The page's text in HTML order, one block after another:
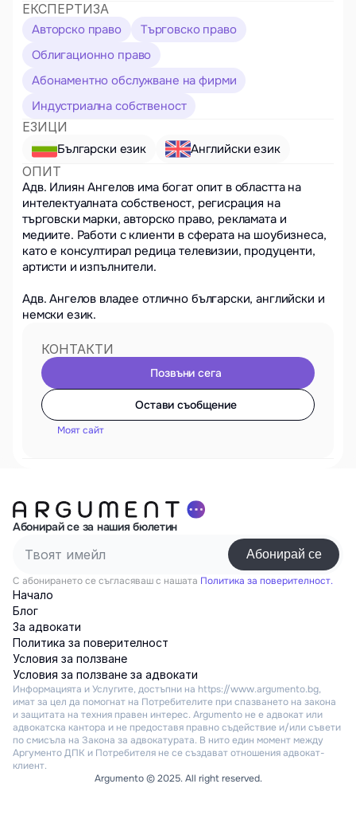
ЕКСПЕРТИЗА
Авторско право
Търговско право
Облигационно право
Абонаментно обслужване на фирми
Индустриална собственост
ЕЗИЦИ
Български език
Английски език
ОПИТ
Адв. Илиян Ангелов има богат опит в областта на
интелектуалната собственост, регисрация на
търговски марки, авторско право, рекламата и
медиите. Работи с клиенти в сферата на шоубизнеса,
като е консултирал редица телевизии, продуценти,
артисти и изпълнители.
Адв. Ангелов владее отлично български, английски и
немски език.
КОНТАКТИ
Позвъни сега
Остави съобщение
Моят сайт
Абонирай се за нашия бюлетин
С абонирането се съгласяваш с нашата Политика за поверителност.
Начало
Блог
За адвокати
Политика за поверителност
Условия за ползване
Условия за ползване за адвокати
Информацията и Услугите, достъпни на https://www.argumento.bg,
имат за цел да помогнат на Потребителите при спазването на закона
и защитата на техния правен интерес. Argumento не е адвокат или
адвокатска кантора и не предоставя правно съдействие и/или съвети
по смисъла на Закона за адвокатурата. В нито един момент между
Аргументо ДПК и Потребителя не се създават отношения адвокат-
клиент.
Argumento © 2025. All right reserved.